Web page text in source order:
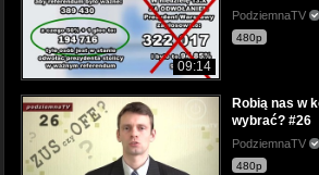
09:14
PodziemnaTV
480p
Robią nas w
wybrać? #26
PodziemnaTV
480p